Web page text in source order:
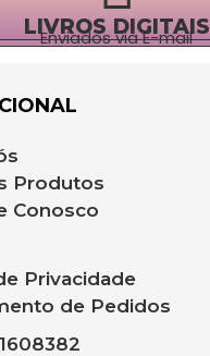
LIVROS DIGITAIS
Enviados via E-mail
Produtos
Conosco
Privacidade
de Pedidos